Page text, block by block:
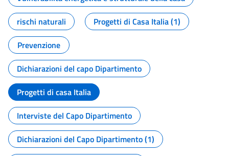
rischi naturali
Progetti di Casa Italia (1)
Prevenzione
Dichiarazioni del capo Dipartimento
Progetti di casa Italia
Interviste del Capo Dipartimento
Dichiarazioni del Capo Dipartimento (1)